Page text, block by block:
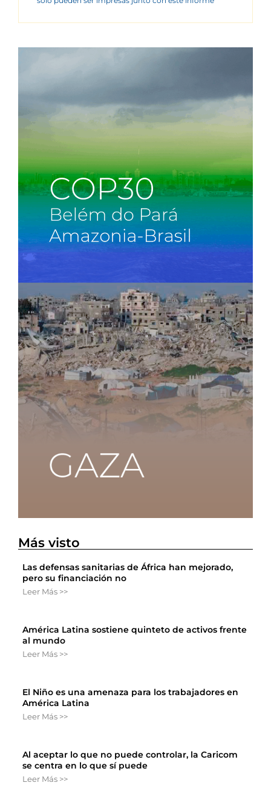
Más visto
Las defensas sanitarias de África han mejorado,
pero su financiación no
Leer Más >>
América Latina sostiene quinteto de activos frente
al mundo
Leer Más >>
El Niño es una amenaza para los trabajadores en
América Latina
Leer Más >>
Al aceptar lo que no puede controlar, la Caricom
se centra en lo que sí puede
Leer Más >>